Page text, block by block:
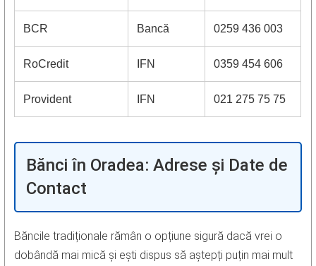
BCR Bancă 0259 436 003
RoCredit IFN 0359 454 606
Provident IFN 021 275 75 75
Bănci în Oradea: Adrese și Date de
Contact
Băncile tradiționale rămân o opțiune sigură dacă vrei o
dobândă mai mică și ești dispus să aștepți puțin mai mult